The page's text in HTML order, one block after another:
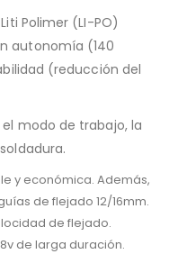
Polimer (LI-PO)
autonomía (140
(reducción del
modo de trabajo, la
y económica. Además,
de flejado 12/16mm.
de flejado.
de larga duración.